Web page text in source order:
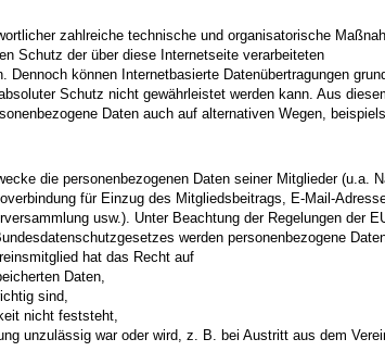
zahlreiche technische und organisatorische
Schutz der über diese Internetseite verarbeiteten
Dennoch können Internetbasierte Datenübertragungen
Schutz nicht gewährleistet werden kann. Aus
Daten auch auf alternativen Wegen,
die personenbezogenen Daten seiner Mitglieder (u.a.
für Einzug des Mitgliedsbeitrags, E-Mail-
usw.). Unter Beachtung der Regelungen der
werden personenbezogene
hat das Recht auf
Daten,
sind,
nicht feststeht,
unzulässig war oder wird, z. B. bei Austritt aus dem